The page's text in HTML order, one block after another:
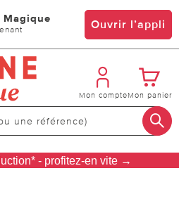
Magique Ouvrir l’appli
Mon compteMon panier
- profitez-en vite →